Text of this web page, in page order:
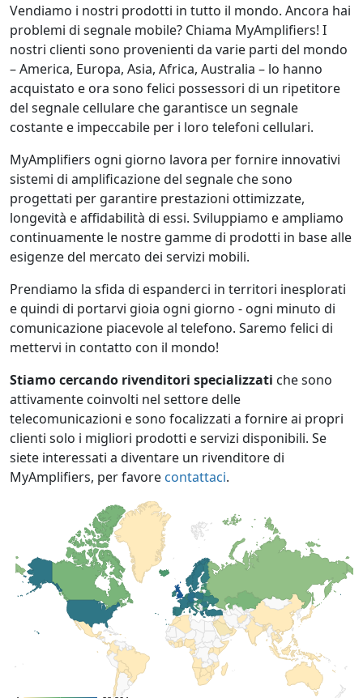
Vendiamo i nostri prodotti in tutto il mondo. Ancora hai
problemi di segnale mobile? Chiama MyAmplifiers! I
nostri clienti sono provenienti da varie parti del mondo
– America, Europa, Asia, Africa, Australia – lo hanno
acquistato e ora sono felici possessori di un ripetitore
del segnale cellulare che garantisce un segnale
costante e impeccabile per i loro telefoni cellulari.
MyAmplifiers ogni giorno lavora per fornire innovativi
sistemi di amplificazione del segnale che sono
progettati per garantire prestazioni ottimizzate,
longevità e affidabilità di essi. Sviluppiamo e ampliamo
continuamente le nostre gamme di prodotti in base alle
esigenze del mercato dei servizi mobili.
Prendiamo la sfida di espanderci in territori inesplorati
e quindi di portarvi gioia ogni giorno - ogni minuto di
comunicazione piacevole al telefono. Saremo felici di
mettervi in contatto con il mondo!
Stiamo cercando rivenditori specializzati che sono
attivamente coinvolti nel settore delle
telecomunicazioni e sono focalizzati a fornire ai propri
clienti solo i migliori prodotti e servizi disponibili. Se
siete interessati a diventare un rivenditore di
MyAmplifiers, per favore contattaci.